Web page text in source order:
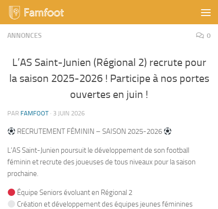
Skip to content
ANNONCES 0
L’AS Saint-Junien (Régional 2) recrute pour
la saison 2025-2026 ! Participe à nos portes
ouvertes en juin !
PAR FAMFOOT · 3 JUIN 2026
RECRUTEMENT FÉMININ – SAISON 2025-2026
L’AS Saint-Junien poursuit le développement de son football
féminin et recrute des joueuses de tous niveaux pour la saison
prochaine.
Équipe Seniors évoluant en Régional 2
Création et développement des équipes jeunes féminines